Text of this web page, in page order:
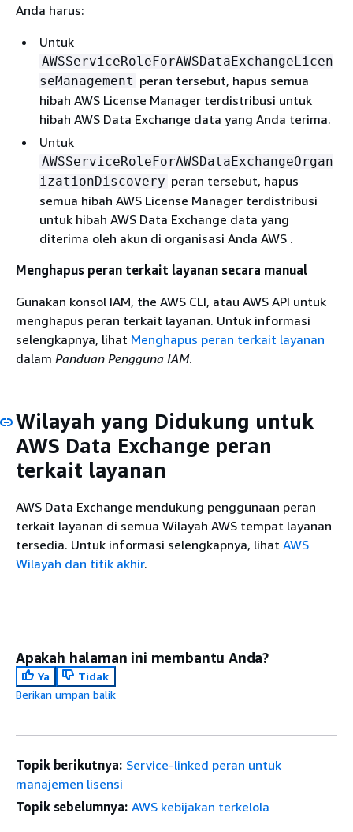
Anda harus:
Untuk
AWSServiceRoleForAWSDataExchangeLicen
seManagement peran tersebut, hapus semua
hibah AWS License Manager terdistribusi untuk
hibah AWS Data Exchange data yang Anda terima.
Untuk
AWSServiceRoleForAWSDataExchangeOrgan
izationDiscovery peran tersebut, hapus
semua hibah AWS License Manager terdistribusi
untuk hibah AWS Data Exchange data yang
diterima oleh akun di organisasi Anda AWS .
Menghapus peran terkait layanan secara manual
Gunakan konsol IAM, the AWS CLI, atau AWS API untuk
menghapus peran terkait layanan. Untuk informasi
selengkapnya, lihat Menghapus peran terkait layanan
dalam Panduan Pengguna IAM.
Wilayah yang Didukung untuk
AWS Data Exchange peran
terkait layanan
AWS Data Exchange mendukung penggunaan peran
terkait layanan di semua Wilayah AWS tempat layanan
tersedia. Untuk informasi selengkapnya, lihat AWS
Wilayah dan titik akhir.
Apakah halaman ini membantu Anda?
Ya
Tidak
Berikan umpan balik
Topik berikutnya: Service-linked peran untuk
manajemen lisensi
Topik sebelumnya: AWS kebijakan terkelola